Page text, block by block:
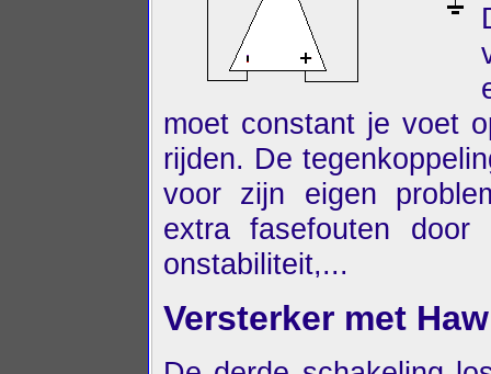
moet constant je voet
rijden. De
voor zijn eigen
extra fasefouten door
onstabiliteit,...
Versterker met